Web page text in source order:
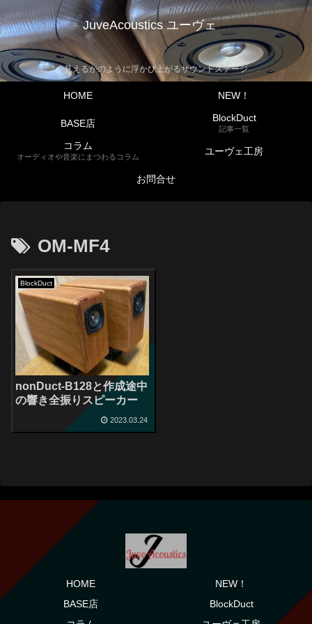
JuveAcoustics ユーヴェ
見えるかのように浮かび上がるサウンドステージ
HOME NEW！
BASE店 BlockDuct
記事一覧
コラム
オーディオや音楽にまつわるコラム ユーヴェ工房
お問合せ
OM-MF4
BlockDuct
nonDuct-B128と作成途中
の響き全振りスピーカー
2023.03.24
HOME
NEW！
BASE店
BlockDuct